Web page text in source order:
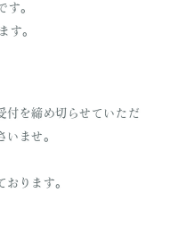
す。
す。
付を締め切らせていただ
いませ。
おります。